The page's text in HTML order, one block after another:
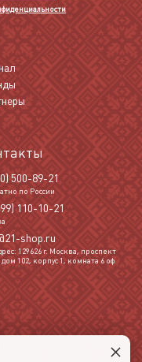
500-89-21
по России
110-10-21
shop.ru
129626 г. Москва, проспект
102, корпус 1, комната 6 оф
×